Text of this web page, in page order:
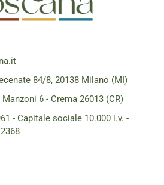
84/8, 20138 Milano (MI)
6 - Crema 26013 (CR)
- Capitale sociale 10.000 i.v. -